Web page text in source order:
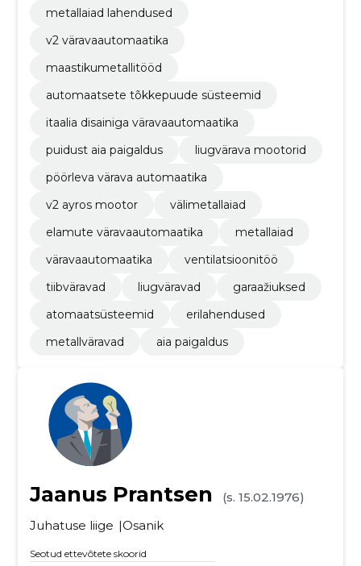
metallaiad lahendused
v2 väravaautomaatika
maastikumetallitööd
automaatsete tõkkepuude süsteemid
itaalia disainiga väravaautomaatika
puidust aia paigaldus
liugvärava mootorid
pöörleva värava automaatika
v2 ayros mootor
välimetallaiad
elamute väravaautomaatika
metallaiad
väravaautomaatika
ventilatsioonitöö
tiibväravad
liugväravad
garaažiuksed
atomaatsüsteemid
erilahendused
metallväravad
aia paigaldus
Jaanus Prantsen
(s. 15.02.1976)
Juhatuse liige
Osanik
Seotud ettevõtete skoorid